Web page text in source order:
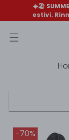
☀️🏖️
estivi.
-70%